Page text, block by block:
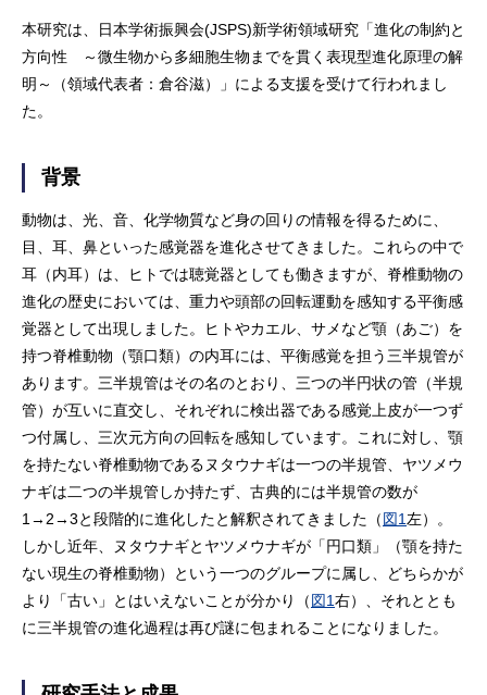
本研究は、日本学術振興会(JSPS)新学術領域研究「進化の制約と
方向性 ～微生物から多細胞生物までを貫く表現型進化原理の解
明～（領域代表者：倉谷滋）」による支援を受けて行われまし
た。
背景
動物は、光、音、化学物質など身の回りの情報を得るために、
目、耳、鼻といった感覚器を進化させてきました。これらの中で
耳（内耳）は、ヒトでは聴覚器としても働きますが、脊椎動物の
進化の歴史においては、重力や頭部の回転運動を感知する平衡感
覚器として出現しました。ヒトやカエル、サメなど顎（あご）を
持つ脊椎動物（顎口類）の内耳には、平衡感覚を担う三半規管が
あります。三半規管はその名のとおり、三つの半円状の管（半規
管）が互いに直交し、それぞれに検出器である感覚上皮が一つず
つ付属し、三次元方向の回転を感知しています。これに対し、顎
を持たない脊椎動物であるヌタウナギは一つの半規管、ヤツメウ
ナギは二つの半規管しか持たず、古典的には半規管の数が
1→2→3と段階的に進化したと解釈されてきました（図1 左）。
しかし近年、ヌタウナギとヤツメウナギが「円口類」（顎を持た
ない現生の脊椎動物）という一つのグループに属し、どちらかが
より「古い」とはいえないことが分かり（図1右）、それととも
に三半規管の進化過程は再び謎に包まれることになりました。